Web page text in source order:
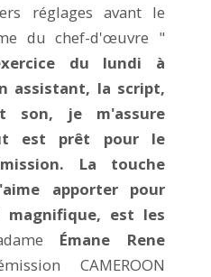
réglages avant le
du chef-d'œuvre "
du lundi à
assistant, la script,
son, je m'assure
est prêt pour le
La touche
apporter pour
magnifique, est les
Émane Rene
CAMEROON